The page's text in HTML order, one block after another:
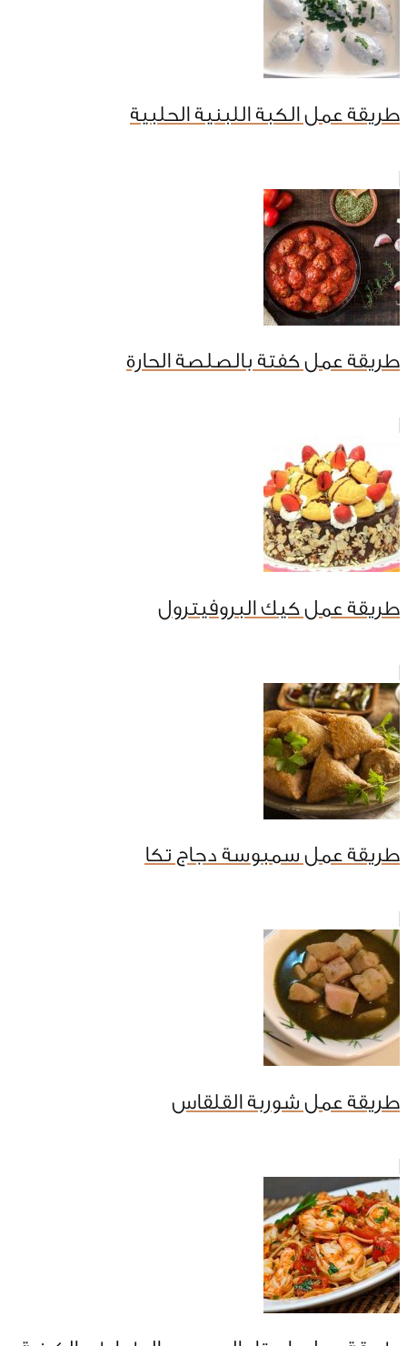
طريقة عمل الكبة اللبنية الحلبية
طريقة عمل كفتة بالصلصة الحارة
طريقة عمل كيك البروفيترول
طريقة عمل سمبوسة دجاج تكا
طريقة عمل شوربة القلقاس